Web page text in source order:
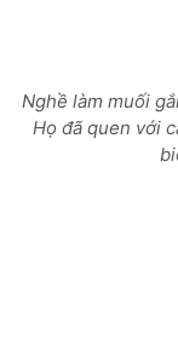
Nghề làm muối
Họ đã quen với